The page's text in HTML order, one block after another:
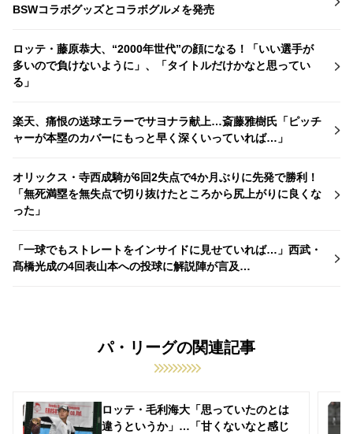
BSWコラボグッズとコラボグルメを発売
ロッテ・藤原恭大、“2000年世代”の顔になる！「いい選手が
多いので負けないように」、「タイトルだけかなと思ってい
る」
楽天、痛恨の送球エラーでサヨナラ献上…斎藤雅樹氏「ピッチ
ャーが本塁のカバーにもっと早く深くいっていれば…」
オリックス・寺西成騎が6回2失点で4か月ぶりに先発で勝利！
「無死満塁を無失点で切り抜けたところから尻上がりに良くな
った」
「一球でもストレートをインサイドに見せていれば…」西武・
髙橋光成の4回表山本への投球に解説陣が言及…
パ・リーグの関連記事
ロッテ・毛利海大「思っていたのとは
違うというか」…「甘くないなと感じ